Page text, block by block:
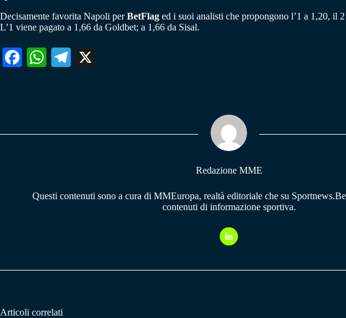
Decisamente favorita Napoli perBetFlag ed i suoi analisti che propongono l’1 a 1,20, il
L’1 viene pagato a 1,66 da Goldbet; a 1,66 da Sisal.
Fa W
pp
Te
m
Redazione MME
Questi contenuti sono a cura di MMEuropa, realtà editoriale che su
contenuti di informazione sportiva.
Articoli correlati